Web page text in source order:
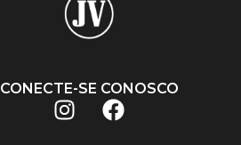
CONECTE-SE CONOSCO